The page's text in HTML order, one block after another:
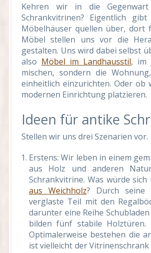
Kehren wir in die
Schrankvitrinen? Eigentlich
Möbelhäuser quellen über, dort
Möbel stellen uns vor die
gestalten. Uns wird dabei selbst
also Möbel im Landhausstil, im
mischen, sondern die
einheitlich einzurichten. Oder
modernen Einrichtung platzieren.
Ideen für antike
Stellen wir uns drei Szenarien vor.
Erstens: Wir leben in einem
aus Holz und anderen
Schrankvitrine. Was würde
aus Weichholz? Durch seine
verglaste Teil mit den
darunter eine Reihe
bilden fünf stabile
Optimalerweise bestehen die
ist vielleicht der